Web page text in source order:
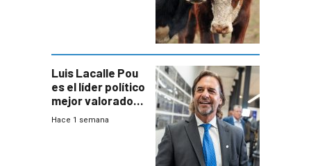
Luis Lacalle Pou
es el líder político
mejor valorado
del país, según
Hace 1 semana